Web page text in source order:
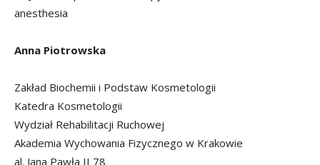
anesthesia
Anna Piotrowska
Zakład Biochemii i Podstaw Kosmetologii
Katedra Kosmetologii
Wydział Rehabilitacji Ruchowej
Akademia Wychowania Fizycznego w Krakowie
al. Jana Pawła II 78